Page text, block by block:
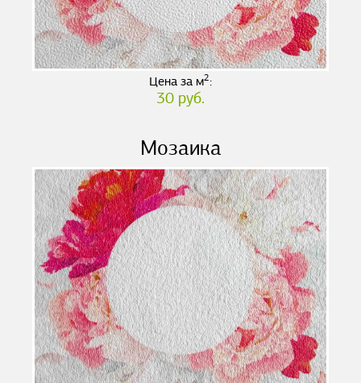
Цена за м2:
30 руб.
Мозаика